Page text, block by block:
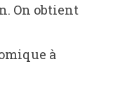
On obtient
à